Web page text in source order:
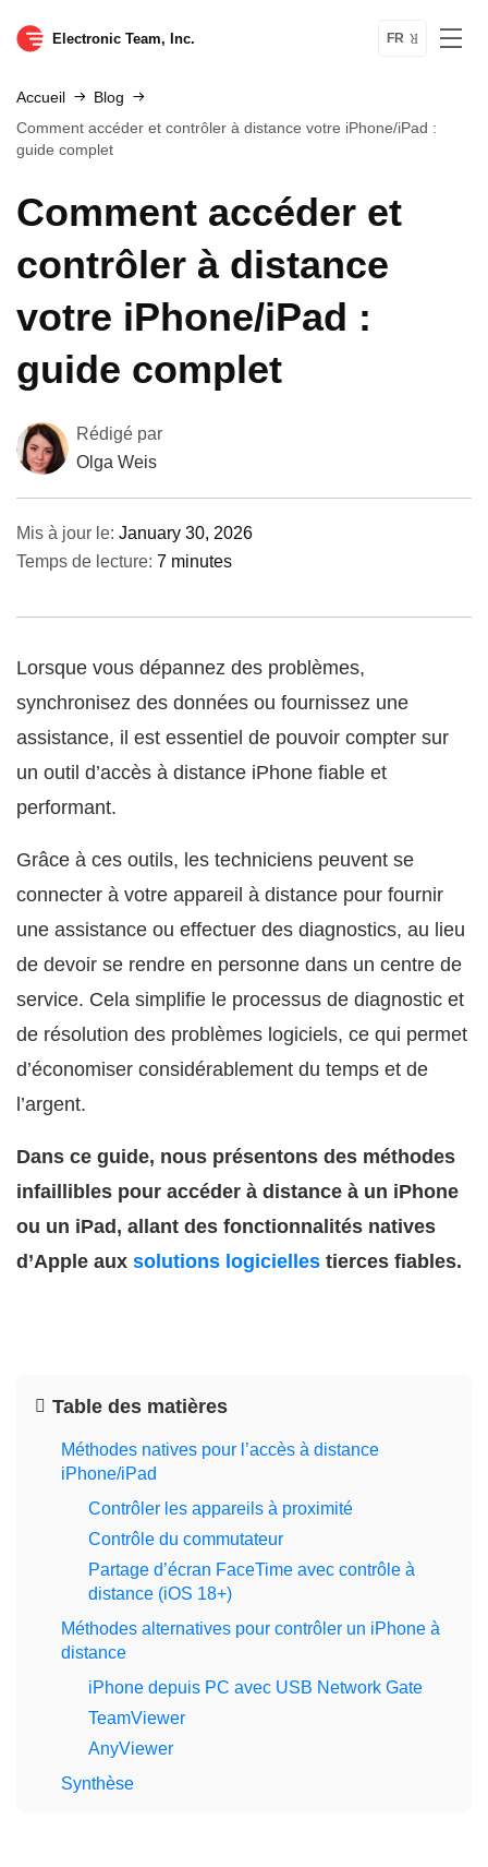
Electronic Team, Inc. FR
Accueil
Blog
Comment accéder et contrôler à distance votre iPhone/iPad :
guide complet
Comment accéder et
contrôler à distance
votre iPhone/iPad :
guide complet
Rédigé par
Olga Weis
Mis à jour le: January 30, 2026
Temps de lecture: 7 minutes
Lorsque vous dépannez des problèmes,
synchronisez des données ou fournissez une
assistance, il est essentiel de pouvoir compter sur
un outil d’accès à distance iPhone fiable et
performant.
Grâce à ces outils, les techniciens peuvent se
connecter à votre appareil à distance pour fournir
une assistance ou effectuer des diagnostics, au lieu
de devoir se rendre en personne dans un centre de
service. Cela simplifie le processus de diagnostic et
de résolution des problèmes logiciels, ce qui permet
d’économiser considérablement du temps et de
l’argent.
Dans ce guide, nous présentons des méthodes
infaillibles pour accéder à distance à un iPhone
ou un iPad , allant des fonctionnalités natives
d’Apple aux solutions logicielles tierces fiables.
Table des matières
Méthodes natives pour l’accès à distance
iPhone/iPad
Contrôler les appareils à proximité
Contrôle du commutateur
Partage d’écran FaceTime avec contrôle à
distance (iOS 18+)
Méthodes alternatives pour contrôler un iPhone à
distance
iPhone depuis PC avec USB Network Gate
TeamViewer
AnyViewer
Synthèse